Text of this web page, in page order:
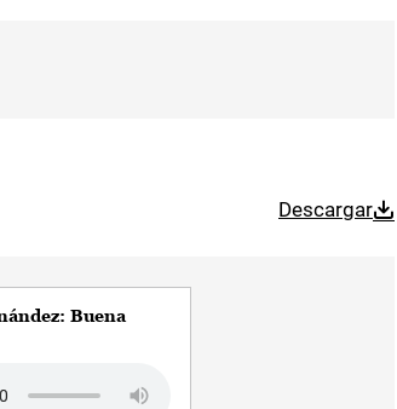
Descargar
Buena